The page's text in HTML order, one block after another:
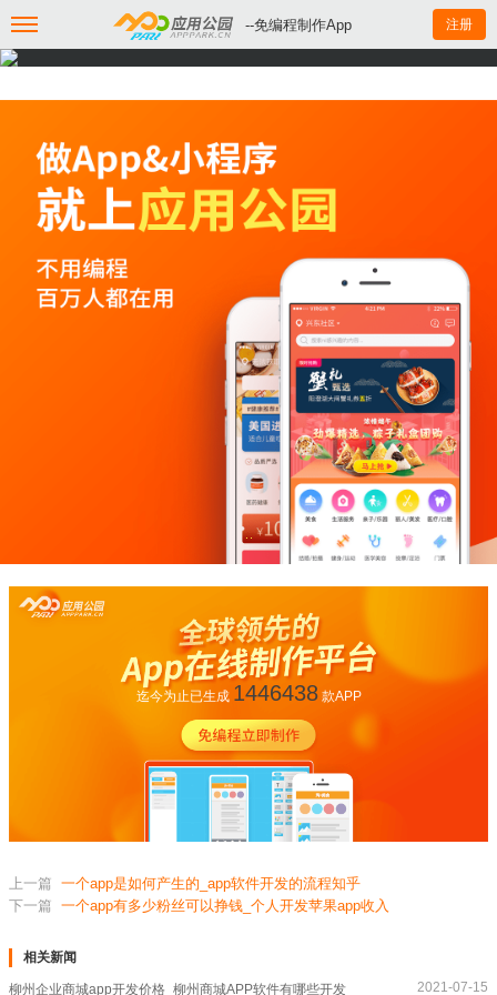
--免编程制作App 注册
迄今为止已生成 1446438款APP
上一篇 一个app是如何产生的_app软件开发的流程知乎
下一篇 一个app有多少粉丝可以挣钱_个人开发苹果app收入
相关新闻
柳州企业商城app开发价格_柳州商城APP软件有哪些开发 2021-07-15